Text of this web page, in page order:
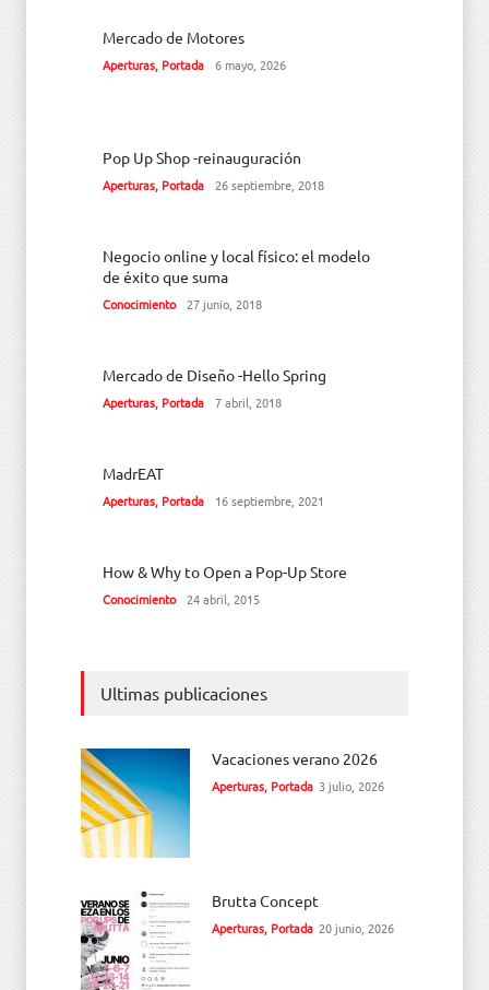
Mercado de Motores
Aperturas, Portada 6 mayo, 2026
Pop Up Shop -reinauguración
Aperturas, Portada 26 septiembre, 2018
Negocio online y local físico: el modelo
de éxito que suma
Conocimiento 27 junio, 2018
Mercado de Diseño -Hello Spring
Aperturas, Portada 7 abril, 2018
MadrEAT
Aperturas, Portada 16 septiembre, 2021
How & Why to Open a Pop-Up Store
Conocimiento 24 abril, 2015
Ultimas publicaciones
Vacaciones verano 2026
Aperturas, Portada 3 julio, 2026
Brutta Concept
Aperturas, Portada 20 junio, 2026